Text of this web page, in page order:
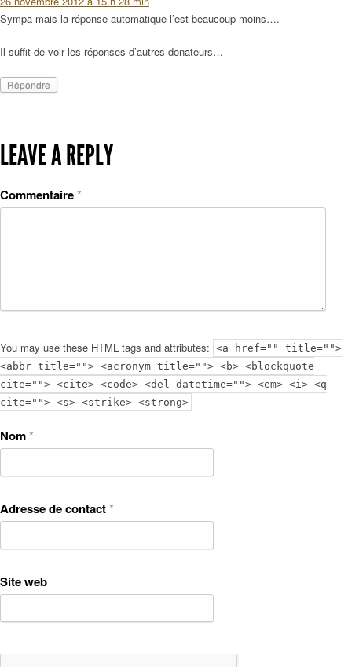
Sympa mais la réponse automatique l’est beaucoup moins….
Il suffit de voir les réponses d’autres donateurs…
Répondre
LEAVE A REPLY
Commentaire*
You may use these HTML tags and attributes: <a href="" title="">
<abbr title=""> <acronym title=""> <b> <blockquote
cite=""> <cite> <code> <del datetime=""> <em> <i> <q
cite=""> <s> <strike> <strong>
Nom*
Adresse de contact*
Site web